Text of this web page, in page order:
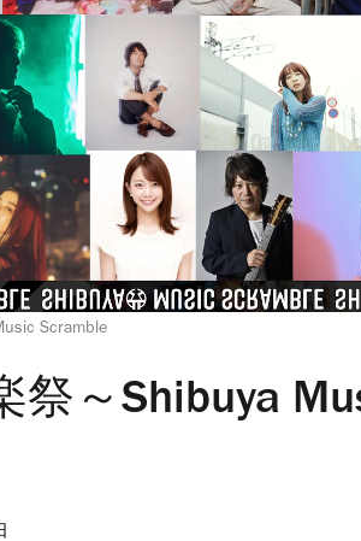
Scramble
祭～Shibuya